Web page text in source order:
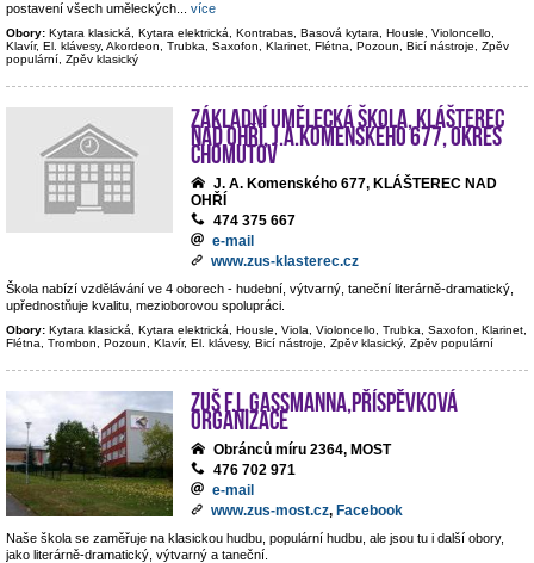
postavení všech uměleckých
více
Obory: Kytara klasická, Kytara elektrická, Kontrabas, Basová kytara, Housle, Violoncello,
Klavír, El. klávesy, Akordeon, Trubka, Saxofon, Klarinet, Flétna, Pozoun, Bicí nástroje, Zpěv
populární, Zpěv klasický
Základní umělecká škola, Klášterec
nad Ohří, J.A.Komenského 677, okres
Chomutov
J. A. Komenského 677, KLÁŠTEREC NAD
OHŘÍ
474 375 667
e-mail
www.zus-klasterec.cz
Škola nabízí vzdělávání ve 4 oborech - hudební, výtvarný, taneční literárně-dramatický,
upřednostňuje kvalitu, mezioborovou spolupráci.
Obory: Kytara klasická, Kytara elektrická, Housle, Viola, Violoncello, Trubka, Saxofon, Klarinet,
Flétna, Trombon, Pozoun, Klavír, El. klávesy, Bicí nástroje, Zpěv klasický, Zpěv populární
ZUŠ F.L.Gassmanna,příspěvková
organizace
Obránců míru 2364, MOST
476 702 971
e-mail
www.zus-most.cz, Facebook
Naše škola se zaměřuje na klasickou hudbu, populární hudbu, ale jsou tu i další obory,
jako literárně-dramatický, výtvarný a taneční.